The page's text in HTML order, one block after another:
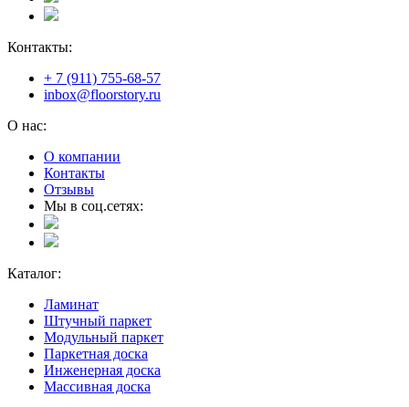
Контакты:
+ 7 (911) 755-68-57
inbox@floorstory.ru
О нас:
О компании
Контакты
Отзывы
Мы в соц.сетях:
Каталог:
Ламинат
Штучный паркет
Модульный паркет
Паркетная доска
Инженерная доска
Массивная доска